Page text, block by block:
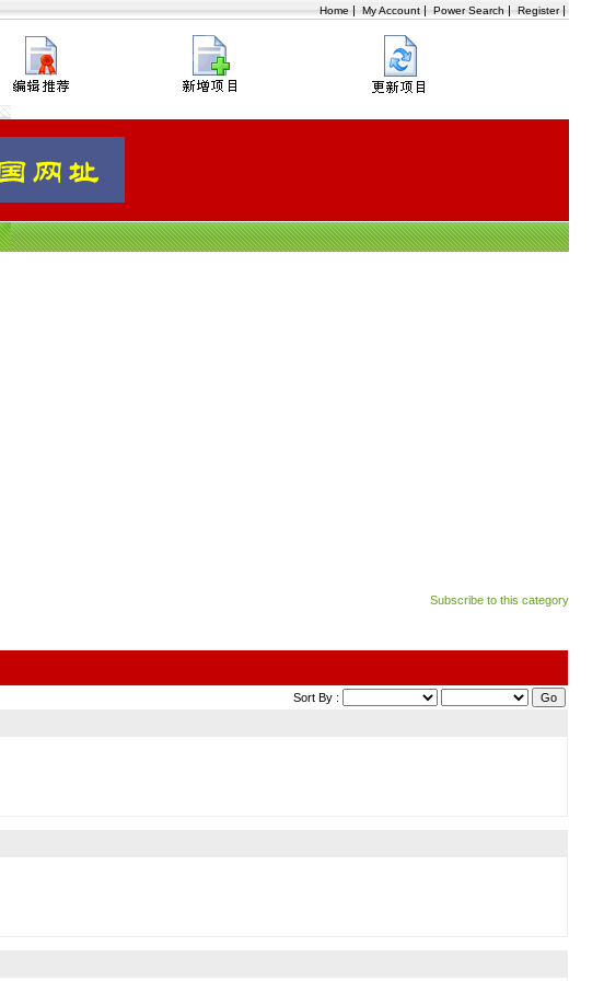
Home | My Account | Power Search | Register|
Subscribe to this category
Sort By :